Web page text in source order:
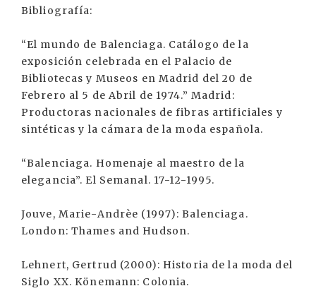
Bibliografía:
“El mundo de Balenciaga. Catálogo de la
exposición celebrada en el Palacio de
Bibliotecas y Museos en Madrid del 20 de
Febrero al 5 de Abril de 1974.” Madrid:
Productoras nacionales de fibras artificiales y
sintéticas y la cámara de la moda española.
“Balenciaga. Homenaje al maestro de la
elegancia”. El Semanal. 17-12-1995.
Jouve, Marie-Andrèe (1997): Balenciaga.
London: Thames and Hudson.
Lehnert, Gertrud (2000): Historia de la moda del
Siglo XX. Könemann: Colonia.